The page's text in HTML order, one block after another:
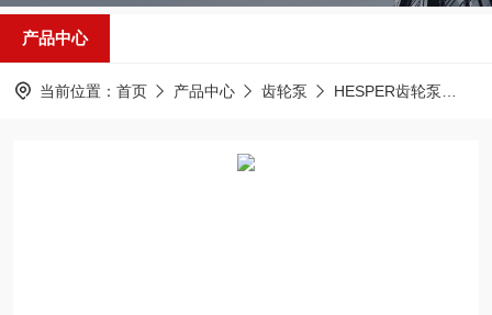
产品中心
当前位置： 首页 产品中心 齿轮泵 HESPER齿轮泵